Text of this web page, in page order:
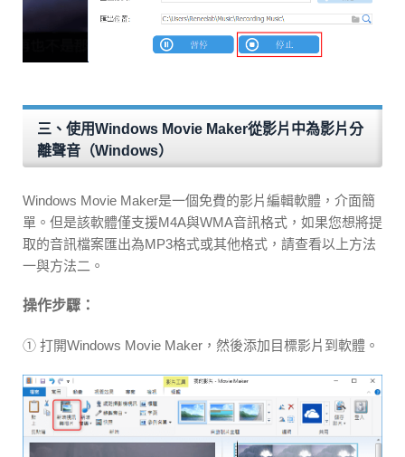
三、使用Windows Movie Maker從影片中為影片分
離聲音（Windows）
Windows Movie Maker是一個免費的影片編輯軟體，介面簡
單。但是該軟體僅支援M4A與WMA音訊格式，如果您想將提
取的音訊檔案匯出為MP3格式或其他格式，請查看以上方法
一與方法二。
操作步驟：
① 打開Windows Movie Maker，然後添加目標影片到軟體。